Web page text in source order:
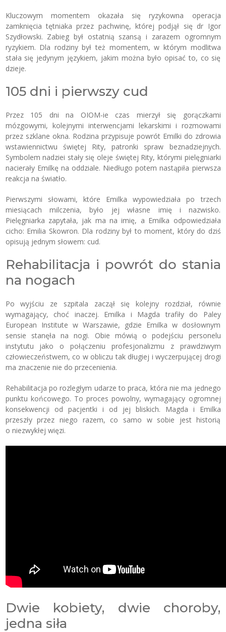
Kluczowym momentem okazała się ryzykowna operacja
zamknięcia tętniaka przez pachwinę, której podjął się dr Igor
Szydłowski. Zabieg był ostatnią szansą i zarazem ogromnym
ryzykiem. Dla rodziny był też momentem, w którym modlitwa
stała się jedynym językiem, jakim można było opisać to, co się
dzieje.
105 dni i pierwszy cud
Przez 105 dni na OIOM-ie czas mierzył się gorączkami
mózgowymi, kolejnymi interwencjami lekarskimi i rozmowami
przez szklane okna. Rodzina przypisuje powrót Emilki do zdrowia
wstawiennictwu świętej Rity, patronki spraw beznadziejnych.
Symbolem nadziei stały się oleje świętej Rity, którymi pielęgniarki
nacierały Emilkę na oddziale. Niedługo potem nastąpiła pierwsza
reakcja na światło.
Pierwszymi słowami, które Emilka wypowiedziała po trzech
miesiącach milczenia, było jej własne imię i nazwisko.
Pielęgniarka zapytała, jak ma na imię, a Emilka odpowiedziała
cicho: Emilia Skowron. Dla rodziny był to moment, który do dziś
opisują jednym słowem: cud.
Rehabilitacja i powrót do stania
na nogach
Po wyjściu ze szpitala zaczął się kolejny rozdział, równie
wymagający, choć inaczej. Emilka i Magda trafiły do Paley
European Institute w Warszawie, gdzie Emilka w dosłownym
sensie stanęła na nogi. Obie mówią o podejściu personelu
instytutu jako o połączeniu profesjonalizmu z prawdziwym
człowieczeństwem, co w obliczu tak długiej i wyczerpującej drogi
ma znaczenie nie do przecenienia.
Rehabilitacja po rozległym udarze to praca, która nie ma jednego
punktu końcowego. To proces powolny, wymagający ogromnej
konsekwencji od pacjentki i od jej bliskich. Magda i Emilka
przeszły przez niego razem, co samo w sobie jest historią
o niezwykłej więzi.
Dwie kobiety, dwie choroby,
jedna siła